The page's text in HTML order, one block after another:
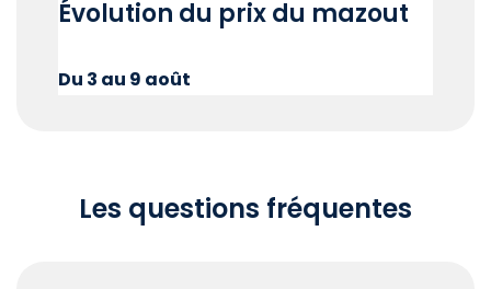
Évolution du prix du mazout
Du 3 au 9 août
Les questions fréquentes